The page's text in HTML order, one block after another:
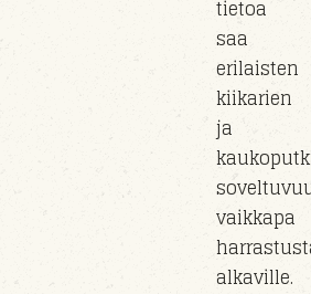
tietoa
saa
erilaisten
kiikarien
ja
vaikkapa
alkaville.